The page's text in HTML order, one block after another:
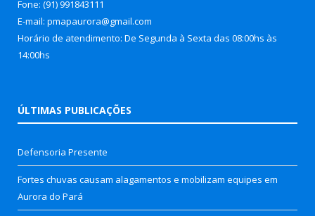
Fone: (91) 991843111
E-mail: pmapaurora@gmail.com
Horário de atendimento: De Segunda à Sexta das 08:00hs às
14:00hs
ÚLTIMAS PUBLICAÇÕES
Defensoria Presente
Fortes chuvas causam alagamentos e mobilizam equipes em
Aurora do Pará